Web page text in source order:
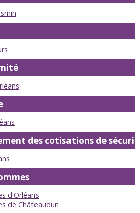
des cotisations de
d'Orléans
de Châteaudun